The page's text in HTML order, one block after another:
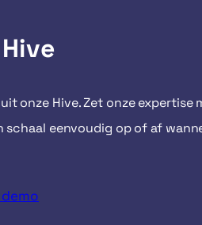
onze Hive. Zet onze expertise
schaal eenvoudig op of af